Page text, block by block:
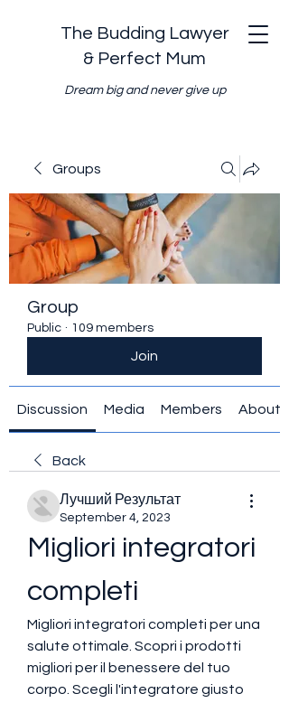
The Budding Lawyer
& Perfect Mum
Dream big and never give up
Groups
Group
Public · 109 members
Join
Discussion Media Members About
Back
Лучший Результат
September 4, 2023
Migliori integratori
completi
Migliori integratori completi per una
salute ottimale. Scopri i prodotti
migliori per il benessere del tuo
corpo. Scegli l'integratore giusto